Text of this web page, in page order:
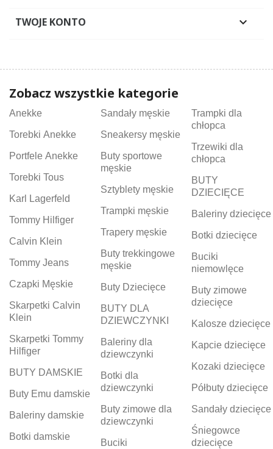
TWOJE KONTO 
Zobacz wszystkie kategorie
Anekke
Torebki Anekke
Portfele Anekke
Torebki Tous
Karl Lagerfeld
Tommy Hilfiger
Calvin Klein
Tommy Jeans
Czapki Męskie
Skarpetki Calvin
Klein
Skarpetki Tommy
Hilfiger
BUTY DAMSKIE
Buty Emu damskie
Baleriny damskie
Botki damskie
Sandały męskie
Sneakersy męskie
Buty sportowe
męskie
Sztyblety męskie
Trampki męskie
Trapery męskie
Buty trekkingowe
męskie
Buty Dziecięce
BUTY DLA
DZIEWCZYNKI
Baleriny dla
dziewczynki
Botki dla
dziewczynki
Buty zimowe dla
dziewczynki
Buciki
Trampki dla
chłopca
Trzewiki dla
chłopca
BUTY
DZIECIĘCE
Baleriny dziecięce
Botki dziecięce
Buciki
niemowlęce
Buty zimowe
dziecięce
Kalosze dziecięce
Kapcie dziecięce
Kozaki dziecięce
Półbuty dziecięce
Sandały dziecięce
Śniegowce
dziecięce